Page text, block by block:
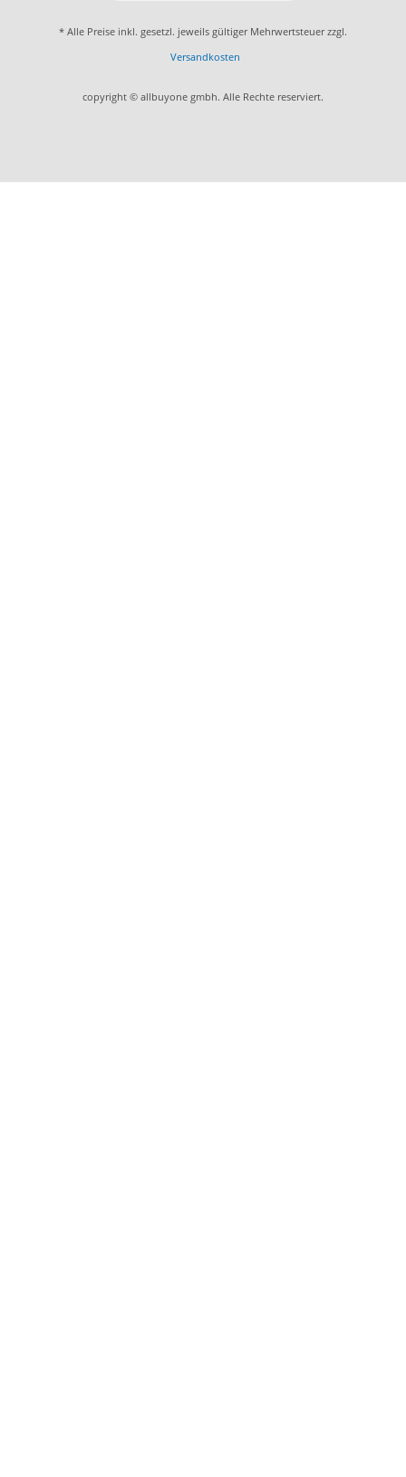
* Alle Preise inkl. gesetzl. jeweils gültiger Mehrwertsteuer zzgl.
Versandkosten
copyright © allbuyone gmbh. Alle Rechte reserviert.